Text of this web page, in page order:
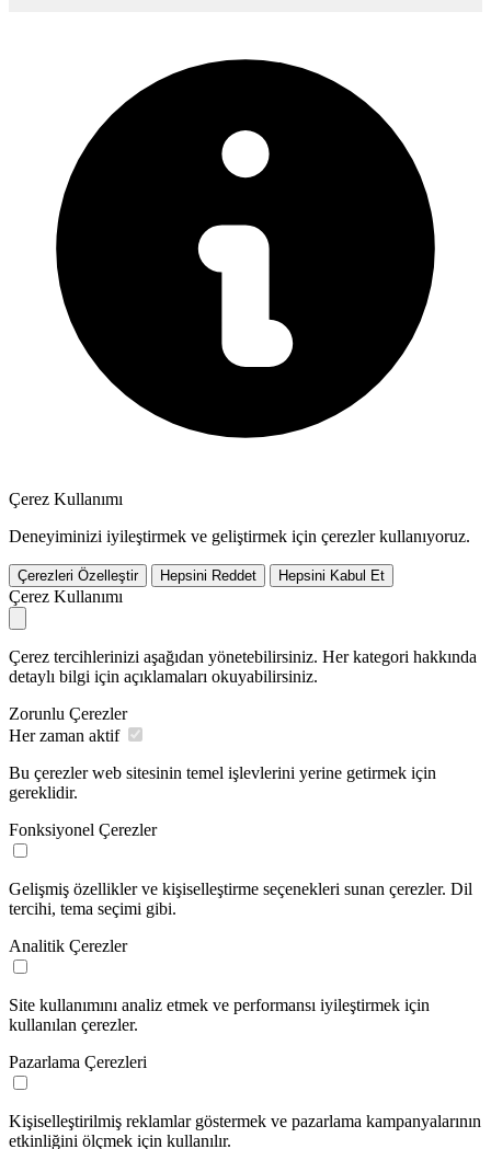
Çerez Kullanımı
Deneyiminizi iyileştirmek ve geliştirmek için çerezler kullanıyoruz.
Çerezleri Özelleştir Hepsini Reddet Hepsini Kabul Et
Çerez Kullanımı
Çerez tercihlerinizi aşağıdan yönetebilirsiniz. Her kategori hakkında
detaylı bilgi için açıklamaları okuyabilirsiniz.
Zorunlu Çerezler
Her zaman aktif
Bu çerezler web sitesinin temel işlevlerini yerine getirmek için
gereklidir.
Fonksiyonel Çerezler
Gelişmiş özellikler ve kişiselleştirme seçenekleri sunan çerezler. Dil
tercihi, tema seçimi gibi.
Analitik Çerezler
Site kullanımını analiz etmek ve performansı iyileştirmek için
kullanılan çerezler.
Pazarlama Çerezleri
Kişiselleştirilmiş reklamlar göstermek ve pazarlama kampanyalarının
etkinliğini ölçmek için kullanılır.